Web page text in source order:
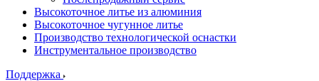
Высокоточное литье из алюминия
Высокоточное чугунное литье
Производство технологической оснастки
Инструментальное производство
Поддержка